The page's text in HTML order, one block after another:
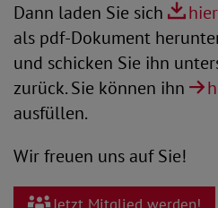
Dann laden Sie sich hier
als pdf-Dokument
und schicken Sie ihn
zurück. Sie können ihn
ausfüllen.
Wir freuen uns auf Sie!
Jetzt Mitglied werden!